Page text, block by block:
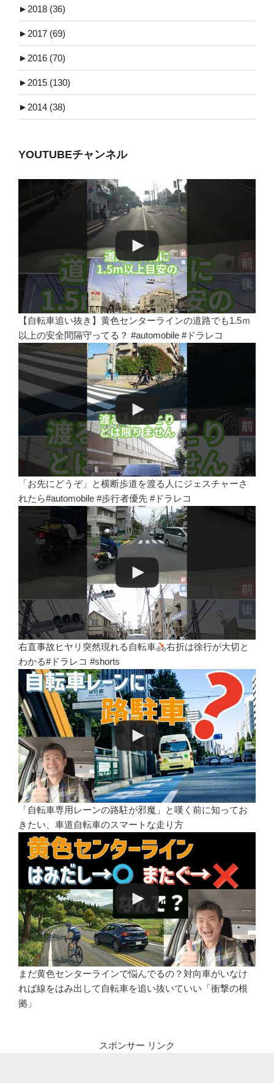
► 2018 (36)
► 2017 (69)
► 2016 (70)
► 2015 (130)
► 2014 (38)
YOUTUBEチャンネル
【自転車追い抜き】黄色センターラインの道路でも1.5ｍ
以上の安全間隔守ってる？ #automobile #ドラレコ
「お先にどうぞ」と横断歩道を渡る人にジェスチャーさ
れたら#automobile #歩行者優先 #ドラレコ
右直事故ヒヤリ突然現れる自転車
右折は徐行が大切と
わかる#ドラレコ #shorts
「自転車専用レーンの路駐が邪魔」と嘆く前に知ってお
きたい、車道自転車のスマートな走り方
まだ黄色センターラインで悩んでるの？対向車がいなけ
れば線をはみ出して自転車を追い抜いていい「衝撃の根
拠」
スポンサー リンク